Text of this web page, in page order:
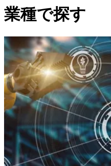
業種で探す